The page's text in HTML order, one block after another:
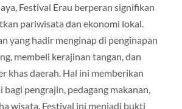
Festival Erau berperan signifikan
pariwisata dan ekonomi lokal.
yang hadir menginap di penginapan
membeli kerajinan tangan, dan
khas daerah. Hal ini memberikan
bagi pengrajin, pedagang makanan,
wisata. Festival ini menjadi bukti